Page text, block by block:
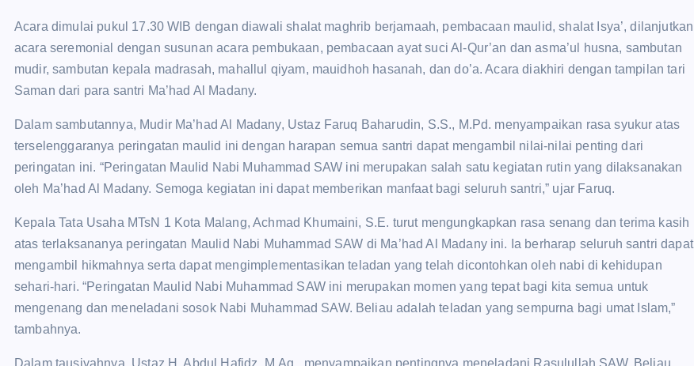
Acara dimulai pukul 17.30 WIB dengan diawali shalat maghrib berjamaah, pembacaan maulid, shalat Isya’, dilanjutkan
acara seremonial dengan susunan acara pembukaan, pembacaan ayat suci Al-Qur’an dan asma’ul husna, sambutan
mudir, sambutan kepala madrasah, mahallul qiyam, mauidhoh hasanah, dan do’a. Acara diakhiri dengan tampilan tari
Saman dari para santri Ma’had Al Madany.
Dalam sambutannya, Mudir Ma’had Al Madany, Ustaz Faruq Baharudin, S.S., M.Pd. menyampaikan rasa syukur atas
terselenggaranya peringatan maulid ini dengan harapan semua santri dapat mengambil nilai-nilai penting dari
peringatan ini. “Peringatan Maulid Nabi Muhammad SAW ini merupakan salah satu kegiatan rutin yang dilaksanakan
oleh Ma’had Al Madany. Semoga kegiatan ini dapat memberikan manfaat bagi seluruh santri,” ujar Faruq.
Kepala Tata Usaha MTsN 1 Kota Malang, Achmad Khumaini, S.E. turut mengungkapkan rasa senang dan terima kasih
atas terlaksananya peringatan Maulid Nabi Muhammad SAW di Ma’had Al Madany ini. Ia berharap seluruh santri dapat
mengambil hikmahnya serta dapat mengimplementasikan teladan yang telah dicontohkan oleh nabi di kehidupan
sehari-hari. “Peringatan Maulid Nabi Muhammad SAW ini merupakan momen yang tepat bagi kita semua untuk
mengenang dan meneladani sosok Nabi Muhammad SAW. Beliau adalah teladan yang sempurna bagi umat Islam,”
tambahnya.
Dalam tausiyahnya, Ustaz H. Abdul Hafidz, M.Ag., menyampaikan pentingnya meneladani Rasulullah SAW. Beliau